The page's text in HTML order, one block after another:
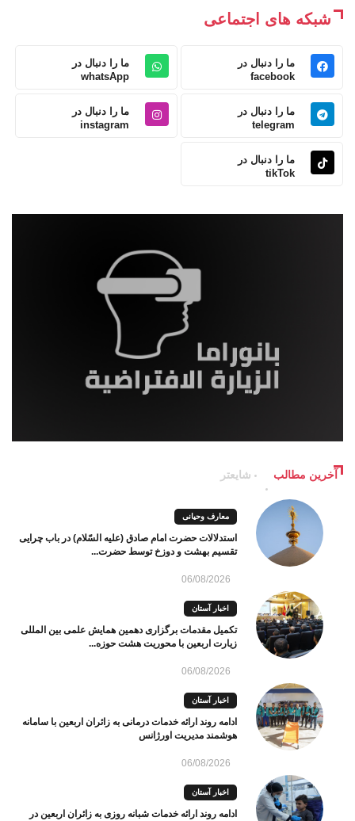
شبکه های اجتماعی
ما را دنبال در
facebook
ما را دنبال در
whatsApp
ما را دنبال در
telegram
ما را دنبال در
instagram
ما را دنبال در
tikTok
آخرین مطالب شایعتر
معارف وحیانی
استدلالات حضرت امام صادق (علیه السّلام) در باب چرایی
تقسیم بهشت و دوزخ توسط حضرت...
06/08/2026
اخبار آستان
تکمیل مقدمات برگزاری دهمین همایش علمی بین المللی
زیارت اربعین با محوریت هشت حوزه...
06/08/2026
اخبار آستان
ادامه روند ارائه خدمات درمانی به زائران اربعین با سامانه
هوشمند مدیریت اورژانس
06/08/2026
اخبار آستان
ادامه روند ارائه خدمات شبانه روزی به زائران اربعین در